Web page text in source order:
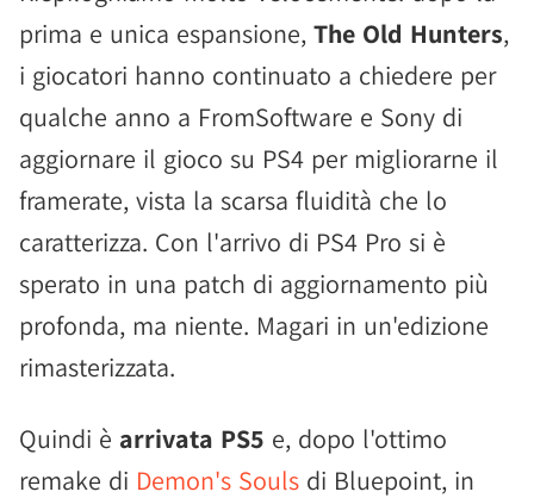
prima e unica espansione, The Old Hunters,
i giocatori hanno continuato a chiedere per
qualche anno a FromSoftware e Sony di
aggiornare il gioco su PS4 per migliorarne il
framerate, vista la scarsa fluidità che lo
caratterizza. Con l'arrivo di PS4 Pro si è
sperato in una patch di aggiornamento più
profonda, ma niente. Magari in un'edizione
rimasterizzata.
Quindi è arrivata PS5 e, dopo l'ottimo
remake di Demon's Souls di Bluepoint, in